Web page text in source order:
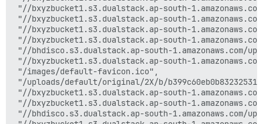
"//bxyzbucket1.s3.dualstack.ap-south-
"//bxyzbucket1.s3.dualstack.ap-south-
"//bxyzbucket1.s3.dualstack.ap-south-
"//bxyzbucket1.s3.dualstack.ap-south-
"//bhdisco.s3.dualstack.ap-south-1.amazonaws.com/
"//bxyzbucket1.s3.dualstack.ap-south-
"/images/default-favicon.ico",
"/uploads/default/original/2X/b/
"//bxyzbucket1.s3.dualstack.ap-south-
"//bxyzbucket1.s3.dualstack.ap-south-
"//bhdisco.s3.dualstack.ap-south-1.amazonaws.com/